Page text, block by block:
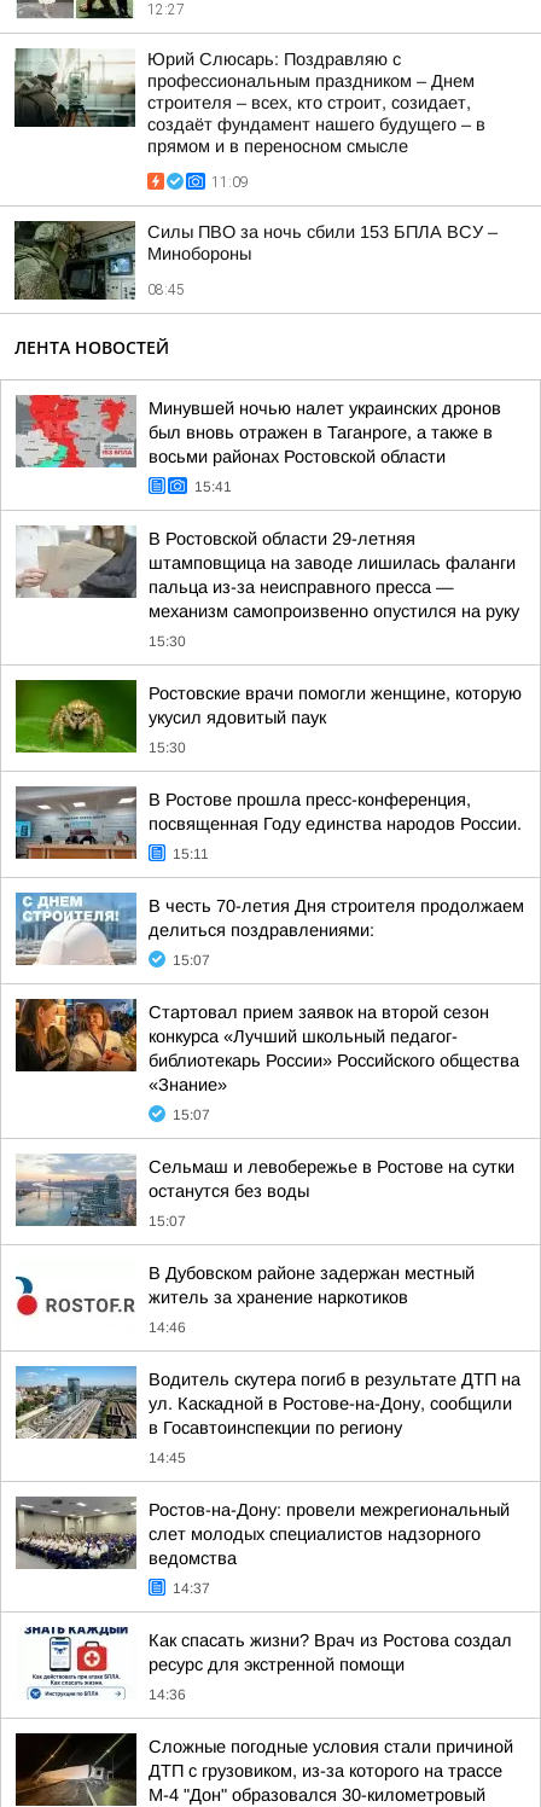
12:27
Юрий Слюсарь: Поздравляю с
профессиональным праздником – Днем
строителя – всех, кто строит, созидает,
создаёт фундамент нашего будущего – в
прямом и в переносном смысле
11:09
Силы ПВО за ночь сбили 153 БПЛА ВСУ –
Минобороны
08:45
ЛЕНТА НОВОСТЕЙ
Минувшей ночью налет украинских дронов
был вновь отражен в Таганроге, а также в
восьми районах Ростовской области
15:41
В Ростовской области 29-летняя
штамповщица на заводе лишилась фаланги
пальца из-за неисправного пресса —
механизм самопроизвенно опустился на руку
15:30
Ростовские врачи помогли женщине, которую
укусил ядовитый паук
15:30
В Ростове прошла пресс-конференция,
посвященная Году единства народов России.
15:11
В честь 70-летия Дня строителя продолжаем
делиться поздравлениями:
15:07
Стартовал прием заявок на второй сезон
конкурса «Лучший школьный педагог-
библиотекарь России» Российского общества
«Знание»
15:07
Сельмаш и левобережье в Ростове на сутки
останутся без воды
15:07
В Дубовском районе задержан местный
житель за хранение наркотиков
14:46
Водитель скутера погиб в результате ДТП на
ул. Каскадной в Ростове-на-Дону, сообщили
в Госавтоинспекции по региону
14:45
Ростов-на-Дону: провели межрегиональный
слет молодых специалистов надзорного
ведомства
14:37
Как спасать жизни? Врач из Ростова создал
ресурс для экстренной помощи
14:36
Сложные погодные условия стали причиной
ДТП с грузовиком, из-за которого на трассе
М-4 "Дон" образовался 30-километровый